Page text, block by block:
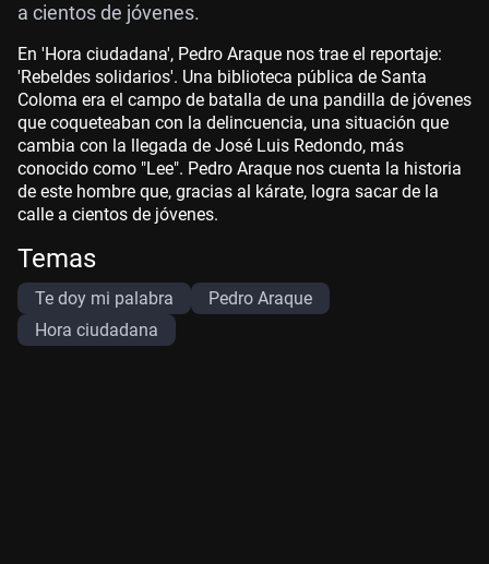
a cientos de jóvenes.
En 'Hora ciudadana', Pedro Araque nos trae el reportaje:
'Rebeldes solidarios'. Una biblioteca pública de Santa
Coloma era el campo de batalla de una pandilla de jóvenes
que coqueteaban con la delincuencia, una situación que
cambia con la llegada de José Luis Redondo, más
conocido como "Lee". Pedro Araque nos cuenta la historia
de este hombre que, gracias al kárate, logra sacar de la
calle a cientos de jóvenes.
Temas
Te doy mi palabra
Pedro Araque
Hora ciudadana